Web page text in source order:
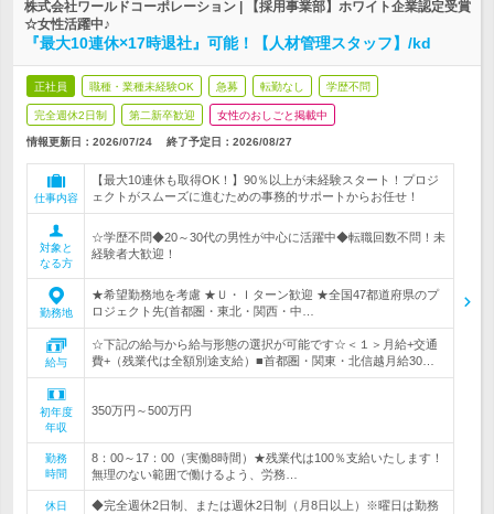
株式会社ワールドコーポレーション | 【採用事業部】ホワイト企業認定受賞
☆女性活躍中♪
『最大10連休×17時退社』可能！【人材管理スタッフ】/kd
正社員 職種・業種未経験OK 急募 転勤なし 学歴不問
完全週休2日制 第二新卒歓迎 女性のおしごと掲載中
情報更新日：2026/07/24 終了予定日： 2026/08/27
仕事内容
【最大10連休も取得OK！】90％以上が未経験スタート！プロジ
ェクトがスムーズに進むための事務的サポートからお任せ！
対象と
なる方
☆学歴不問◆20～30代の男性が中心に活躍中◆転職回数不問！未
経験者大歓迎！
勤務地
★希望勤務地を考慮 ★Ｕ・Ｉターン歓迎 ★全国47都道府県のプ
ロジェクト先(首都圏・東北・関西・中…
給与
☆下記の給与から給与形態の選択が可能です☆＜１＞月給+交通
費+（残業代は全額別途支給）■首都圏・関東・北信越月給30…
初年度
年収
350万円～500万円
勤務
時間
8：00～17：00（実働8時間）★残業代は100％支給いたします！
無理のない範囲で働けるよう、労務…
休日
◆完全週休2日制、または週休2日制（月8日以上）※曜日は勤務